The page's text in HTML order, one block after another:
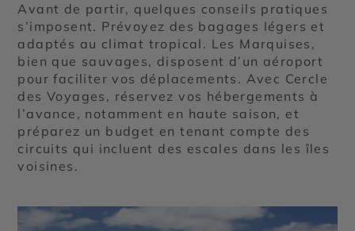
Avant de partir, quelques conseils pratiques
s’imposent. Prévoyez des bagages légers et
adaptés au climat tropical. Les Marquises,
bien que sauvages, disposent d’un aéroport
pour faciliter vos déplacements. Avec Cercle
des Voyages, réservez vos hébergements à
l’avance, notamment en haute saison, et
préparez un budget en tenant compte des
circuits qui incluent des escales dans les îles
voisines.